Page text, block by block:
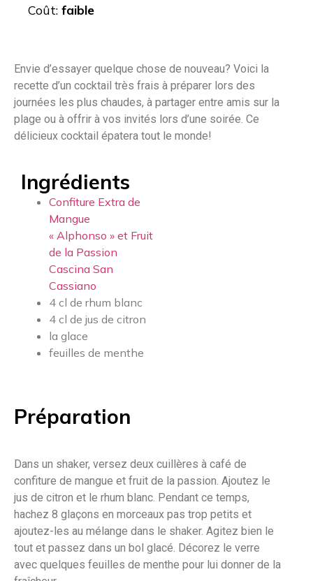
Coût: faible
Envie d’essayer quelque chose de nouveau? Voici la
recette d’un cocktail très frais à préparer lors des
journées les plus chaudes, à partager entre amis sur la
plage ou à offrir à vos invités lors d’une soirée. Ce
délicieux cocktail épatera tout le monde!
Ingrédients
Confiture Extra de
Mangue
« Alphonso » et Fruit
de la Passion
Cascina San
Cassiano
4 cl de rhum blanc
4 cl de jus de citron
la glace
feuilles de menthe
Préparation
Dans un shaker, versez deux cuillères à café de
confiture de mangue et fruit de la passion. Ajoutez le
jus de citron et le rhum blanc. Pendant ce temps,
hachez 8 glaçons en morceaux pas trop petits et
ajoutez-les au mélange dans le shaker. Agitez bien le
tout et passez dans un bol glacé. Décorez le verre
avec quelques feuilles de menthe pour lui donner de la